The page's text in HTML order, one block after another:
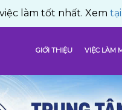
nhất. Xemtại đây-
GIỚI THIỆU VIỆC LÀM